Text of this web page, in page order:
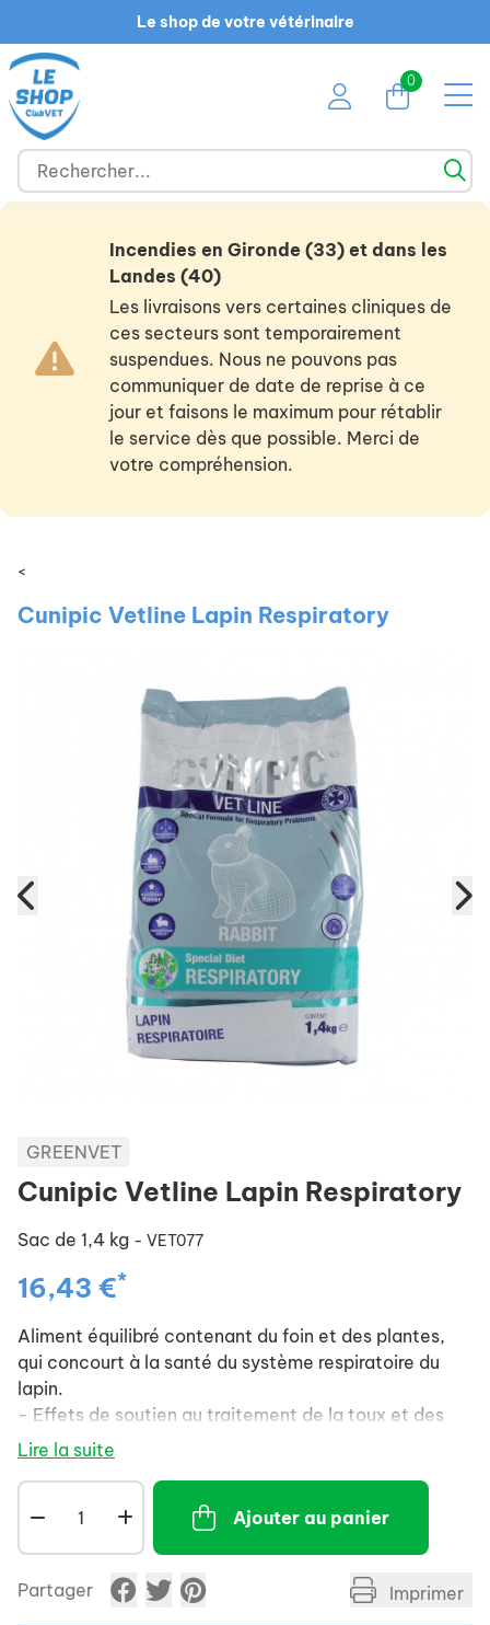
Le shop de votre vétérinaire
0
Incendies en Gironde (33) et dans les
Landes (40)
Les livraisons vers certaines cliniques de
ces secteurs sont temporairement
suspendues. Nous ne pouvons pas
communiquer de date de reprise à ce
jour et faisons le maximum pour rétablir
le service dès que possible. Merci de
votre compréhension.
<
Cunipic Vetline Lapin Respiratory
GREENVET
Cunipic Vetline Lapin Respiratory
Sac de 1,4 kg - VET077
16,43 €*
Aliment équilibré contenant du foin et des plantes,
qui concourt à la santé du système respiratoire du
lapin.
- Effets de soutien au traitement de la toux et des
inflammations du système respiratoire.
Lire la suite
Ajouter au panier
Partager Imprimer